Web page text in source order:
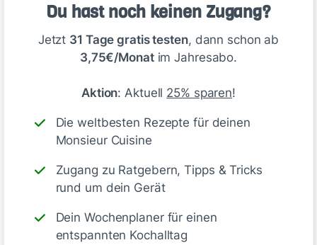
Du hast noch keinen Zugang?
Jetzt 31 Tage gratis testen, dann schon ab
3,75€/Monatim Jahresabo.
Aktion: Aktuell 25% sparen!
Die weltbesten Rezepte für deinen
Monsieur Cuisine
Zugang zu Ratgebern, Tipps & Tricks
rund um dein Gerät
Dein Wochenplaner für einen
entspannten Kochalltag